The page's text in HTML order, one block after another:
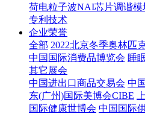
荷电粒子波NAI芯片调谐模
专利技术
企业荣誉
全部 2022北京冬季奥林匹
中国国际消费品博览会 睡
其它展会
中国进出口商品交易会 中
东(广州)国际美博会CIBE
国际健康世博会 中国国际